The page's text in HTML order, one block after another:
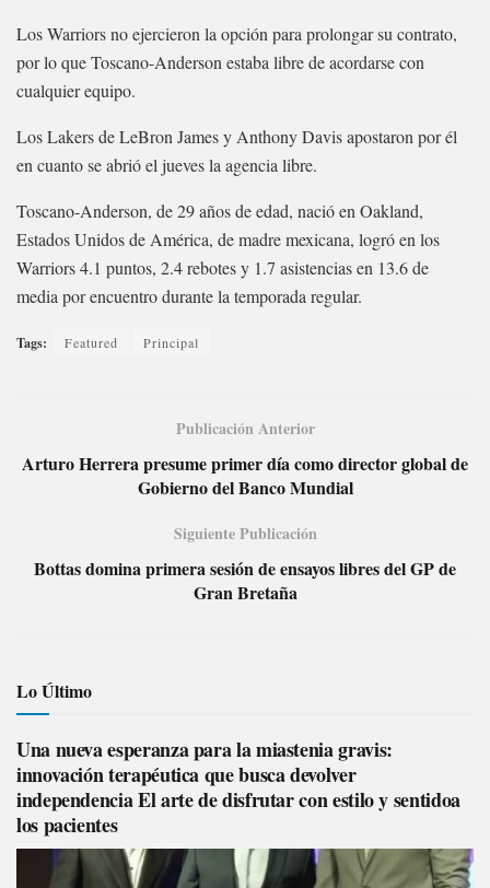
Los Warriors no ejercieron la opción para prolongar su contrato,
por lo que Toscano-Anderson estaba libre de acordarse con
cualquier equipo.
Los Lakers de LeBron James y Anthony Davis apostaron por él
en cuanto se abrió el jueves la agencia libre.
Toscano-Anderson, de 29 años de edad, nació en Oakland,
Estados Unidos de América, de madre mexicana, logró en los
Warriors 4.1 puntos, 2.4 rebotes y 1.7 asistencias en 13.6 de
media por encuentro durante la temporada regular.
Tags: Featured Principal
Publicación Anterior
Arturo Herrera presume primer día como director global de
Gobierno del Banco Mundial
Siguiente Publicación
Bottas domina primera sesión de ensayos libres del GP de
Gran Bretaña
Lo Último
Una nueva esperanza para la miastenia gravis:
innovación terapéutica que busca devolver
independencia El arte de disfrutar con estilo y sentidoa
los pacientes